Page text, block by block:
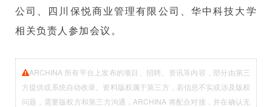
公司、四川保悦商业管理有限公司、华中科技大学
相关负责人参加会议。
ARCHINA 所有平台上发布的项目、招聘、资讯等内容，部分由第三
方提供或系统自动收录。资料版权属于第三方，若信息不实或涉及版权
问题，需要版权方和第三方沟通，ARCHINA 将配合对接，并在确认无